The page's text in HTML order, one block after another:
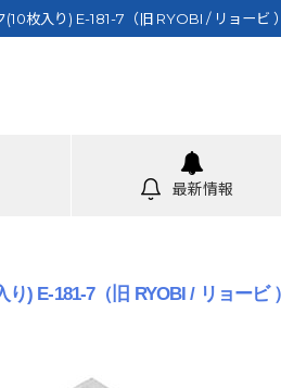
枚入り) E-181-7（旧 RYOBI / リョービ
最新情報
) E-181-7（旧 RYOBI / リョービ ）